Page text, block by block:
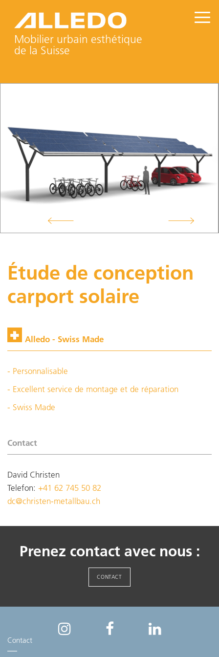
Mobilier urbain esthétique
de la Suisse
Étude de conception
carport solaire
Alledo - Swiss Made
- Personnalisable
- Excellent service de montage et de réparation
- Swiss Made
Contact
David Christen
Telefon: +41 62 745 50 82
dc@christen-metallbau.ch
Prenez contact avec nous :
CONTACT
Contact